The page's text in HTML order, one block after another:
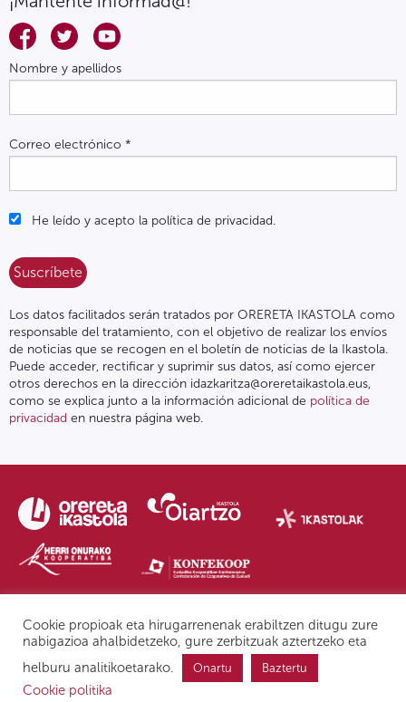
Nombre y apellidos
Correo electrónico *
He leído y acepto la política de privacidad.
Los datos facilitados serán tratados por ORERETA IKASTOLA como
responsable del tratamiento, con el objetivo de realizar los envíos
de noticias que se recogen en el boletín de noticias de la Ikastola.
Puede acceder, rectificar y suprimir sus datos, así como ejercer
otros derechos en la dirección idazkaritza@oreretaikastola.eus,
como se explica junto a la información adicional de política de
privacidad en nuestra página web.
Cookie propioak eta hirugarrenenak erabiltzen ditugu zure
nabigazioa ahalbidetzeko, gure zerbitzuak aztertzeko eta
helburu analitikoetarako.
Onartu Baztertu
Cookie politika